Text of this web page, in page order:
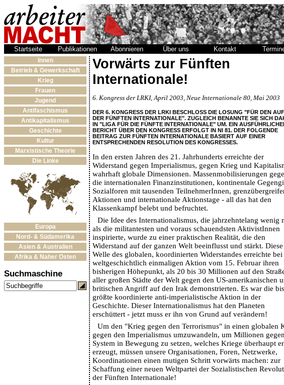
Startseite Publikationen Abonnieren Über uns Kontakt
Innen
Betrieb & Gewerkschaft
Krieg
Frauen
Jugend
Antifaschismus
Antikapitalismus
Geschichte
Kultur
Marxistische Theorie
Die Linke
Europa
Nord- & Südamerika
Asien & Australien
Afrika & Naher Osten
Suchmaschine
Vorwärts zur Fünften
Internationale!
6. Kongress der LRKI, April 2003, Neue Internationale 80, Mai 2003
DER 6. KONGRESS DER LRKI BESCHLOSS DIE LOSUNG "FÜR DEN
DER FÜNFTEN INTERNATIONALE". ZUGLEICH BENANNTE SIE SICH
IN "LIGA FÜR DIE FÜNFTE INTERNATIONALE" UM. EIN
BERICHT ÜBER DEN KONGRESS ERFOLGT IN NI 81. DER FOLGENDE
BEITRAG ZUR FÜNFTEN INTERNATIONALE BASIERT AUF EINER
ENTSPRECHENDEN RESOLUTION DES KONGRESSES.
In den ersten Jahren des 21. Jahrhunderts erreichte der
Widerstand gegen Imperialismus, gegen Krieg und
wahrhaft globale Dimensionen. Massenmobilisierungen
die internationalen Finanzinstitutionen, kontinentale
Sozialforen mit tausenden TeilnehmerInnen,
Aktionen und internationale Aktionstage - all das hat den
Klassenkampf belebt und befruchtet.
Die Idee des Internationalismus, die jahrzehntelang wenig
als die militantesten und voraus schauendsten AktivistInnen
inspirierte, wurde zu einer praktischen Realität, die den
Widerstand auf der ganzen Welt beeinflusst und stärkt. Diese
Welle des globalen, koordinierten Widerstandes erreichte bei
weltgeschichtlich einmaligen Aktion vom 15. Februar ihren
bisherigen Höhepunkt, als 20 bis 30 Millionen auf den
aller großen Städte der Welt gegen den US-amerikanischen
britischen Angriff auf den Irak demonstrierten. Es war die
größte koordinierte anti-imperialistische Aktion in der
Geschichte. Dieser Internationalismus hat den Planeten
erschüttert - jetzt muss er ihn von Grund auf verändern!
Um den "Krieg gegen den Terrorismus" in einen globalen
gegen den Imperialismus umzuwandeln, um Millionen
System in Bewegung zu setzen, welches Kriege überhaupt
erzeugt, müssen unsere Organisationen, Foren, Netzwerke,
Koordinationen einen mutigen Schritt vorwärts machen: zur
Schaffung einer neuen Weltpartei der Sozialistischen
der Fünften Internationale!